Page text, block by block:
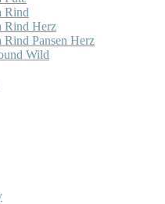
Rind
Herz
Pansen Herz
Wild